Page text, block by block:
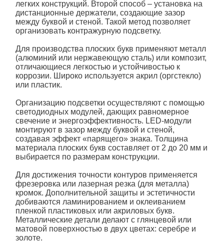
легких конструкций. Второй способ – установка на
дистанционные держатели, создающие зазор
между буквой и стеной. Такой метод позволяет
организовать контражурную подсветку.
Для производства плоских букв применяют металл
(алюминий или нержавеющую сталь) или композит,
отличающиеся легкостью и устойчивостью к
коррозии. Широко используется акрил (оргстекло)
или пластик.
Организацию подсветки осуществляют с помощью
светодиодных модулей, дающих равномерное
свечение и энергоэффективность. LED-модули
монтируют в зазор между буквой и стеной,
создавая эффект «парящего» знака. Толщина
материала плоских букв составляет от 2 до 20 мм и
выбирается по размерам конструкции.
Для достижения точности контуров применяется
фрезеровка или лазерная резка (для металла)
кромок. Дополнительной защиты и эстетичности
добиваются ламинированием и оклеиванием
пленкой пластиковых или акриловых букв.
Металлические детали делают с глянцевой или
матовой поверхностью в двух цветах: серебре и
золоте.